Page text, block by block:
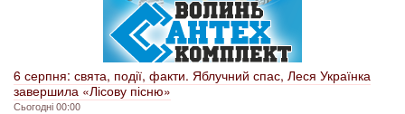
6 серпня: свята, події, факти. Яблучний спас, Леся Українка
завершила «Лісову пісню»
Сьогодні 00:00